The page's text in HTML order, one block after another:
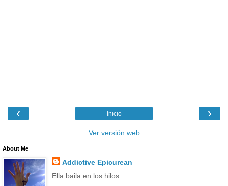
‹ ›
Inicio
Ver versión web
About Me
Addictive Epicurean
Ella baila en los hilos